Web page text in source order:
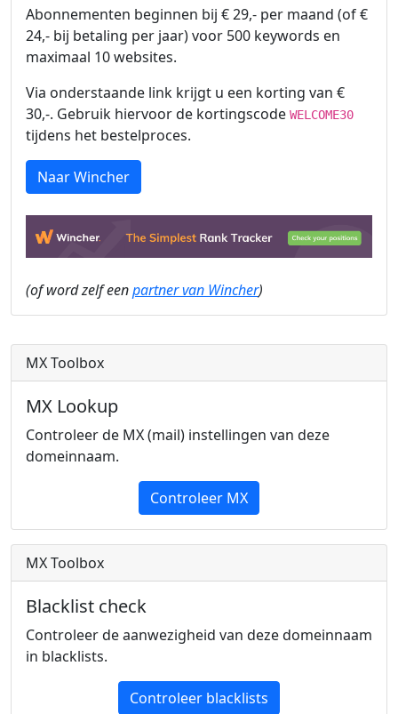
Abonnementen beginnen bij € 29,- per maand (of €
24,- bij betaling per jaar) voor 500 keywords en
maximaal 10 websites.
Via onderstaande link krijgt u een korting van €
30,-. Gebruik hiervoor de kortingscode WELCOME30
tijdens het bestelproces.
Naar Wincher
(of word zelf eenpartner van Wincher)
MX Toolbox
MX Lookup
Controleer de MX (mail) instellingen van deze
domeinnaam.
Controleer MX
MX Toolbox
Blacklist check
Controleer de aanwezigheid van deze domeinnaam
in blacklists.
Controleer blacklists